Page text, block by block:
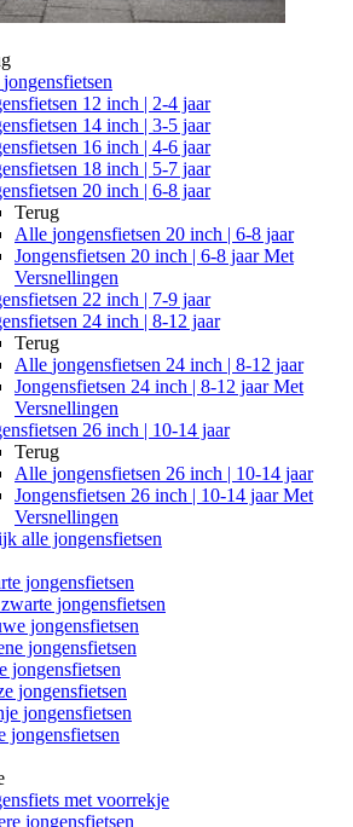
jongensfietsen
12 inch | 2-4 jaar
14 inch | 3-5 jaar
16 inch | 4-6 jaar
18 inch | 5-7 jaar
20 inch | 6-8 jaar
Terug
Alle jongensfietsen 20 inch | 6-8 jaar
Jongensfietsen 20 inch | 6-8 jaar Met
Versnellingen
22 inch | 7-9 jaar
24 inch | 8-12 jaar
Terug
Alle jongensfietsen 24 inch | 8-12 jaar
Jongensfietsen 24 inch | 8-12 jaar Met
Versnellingen
26 inch | 10-14 jaar
Terug
Alle jongensfietsen 26 inch | 10-14 jaar
Jongensfietsen 26 inch | 10-14 jaar Met
Versnellingen
alle jongensfietsen
jongensfietsen
jongensfietsen
jongensfietsen
jongensfietsen
jongensfietsen
jongensfietsen
jongensfietsen
jongensfietsen
met voorrekje
jongensfietsen